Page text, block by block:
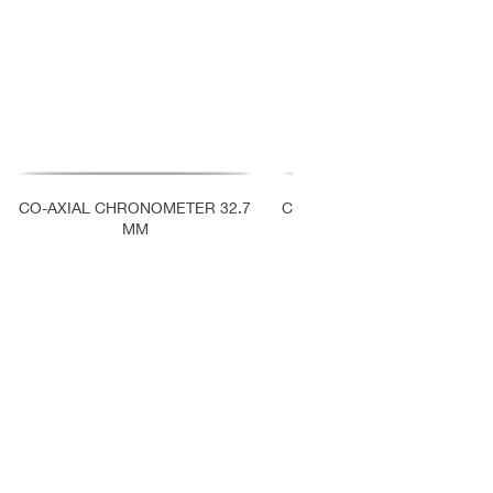
CO-AXIAL CHRONOMETER 32.7
MM
CO-AXIAL CHRONOMETER